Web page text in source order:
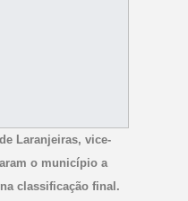
Laranjeiras, vice-
o município a
classificação final.